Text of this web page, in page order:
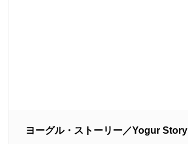
ヨーグル・ストーリー／Yogur Story